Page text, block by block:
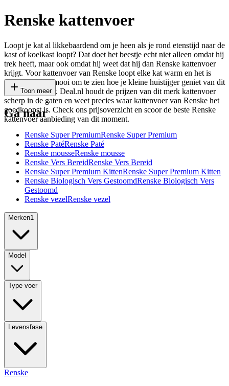
Renske kattenvoer
Loopt je kat al likkebaardend om je heen als je rond etenstijd naar de
kast of koelkast loopt? Dat doet het beestje echt niet alleen omdat hij
trek heeft, maar ook omdat hij weet dat hij dan Renske kattenvoer
krijgt. Voor kattenvoer van Renske loopt elke kat warm en het is
elke keer weer mooi om te zien hoe je kleine huistijger geniet van dit
merk kattenvoer. Deal.nl houdt de prijzen van dit merk kattenvoer
scherp in de gaten en weet precies waar kattenvoer van Renske het
goedkoopst is. Check ons prijsoverzicht en scoor de beste Renske
kattenvoer aanbieding van dit moment.
Toon meer
Ga naar
Renske Super PremiumRenske Super Premium
Renske PatéRenske Paté
Renske mousseRenske mousse
Renske Vers BereidRenske Vers Bereid
Renske Super Premium KittenRenske Super Premium Kitten
Renske Biologisch Vers GestoomdRenske Biologisch Vers
Gestoomd
Renske vezelRenske vezel
Merken1
Model
Type voer
Levensfase
Renske